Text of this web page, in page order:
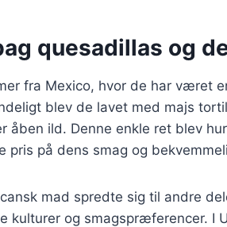
quesadillas og
fra Mexico, hvor de har været
blev de lavet med majs
åben ild. Denne enkle ret blev
pris på dens smag og
mad spredte sig til andre
kulturer og smagspræferencer. I